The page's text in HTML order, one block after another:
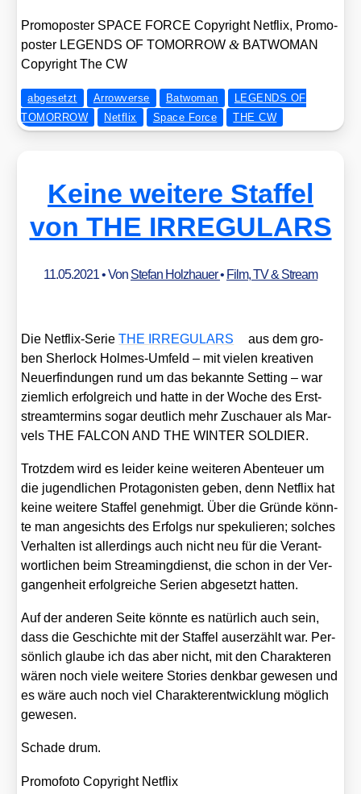
Pro­mo­pos­ter SPACE FORCE Copy­right Net­flix, Pro­mo­
pos­ter LEGENDS OF TOMORROW& BATWOMAN
Copy­right The CW
abgesetzt Arrowverse Batwoman
LEGENDS OF
TOMORROW
Netflix Space Force THE CW
Keine weitere Staffel
von THE IRREGULARS
11.05.2021• Von Stefan Holzhauer• Film, TV & Stream
Die Net­flix-SerieTHE IRREGULARS
aus dem gro­
ben Sher­lock Hol­mes-Umfeld – mit vie­len krea­ti­ven
Neu­erfin­dun­gen rund um das bekann­te Set­ting – war
ziem­lich erfolg­reich und hat­te in der Woche des Erst­
stream­termins sogar deut­lich mehr Zuschau­er als Mar­
vels THE FALCON AND THE WINTER SOLDIER.
Trotz­dem wird es lei­der kei­ne wei­te­ren Aben­teu­er um
die jugend­li­chen Prot­ago­nis­ten geben, denn Net­flix hat
kei­ne wei­te­re Staf­fel geneh­migt. Über die Grün­de könn­
te man ange­sichts des Erfolgs nur spe­ku­lie­ren; sol­ches
Ver­hal­ten ist aller­dings auch nicht neu für die Ver­ant­
wort­li­chen beim Strea­ming­dienst, die schon in der Ver­
gan­gen­heit erfolg­rei­che Seri­en abge­setzt hat­ten.
Auf der ande­ren Sei­te könn­te es natür­lich auch sein,
dass die Geschich­te mit der Staf­fel aus­er­zählt war. Per­
sön­lich glau­be ich das aber nicht, mit den Cha­rak­te­ren
wären noch vie­le wei­te­re Sto­ries denk­bar gewe­sen und
es wäre auch noch viel Cha­rak­ter­ent­wick­lung mög­lich
gewe­sen.
Scha­de drum.
Pro­mo­fo­to Copy­right Net­flix